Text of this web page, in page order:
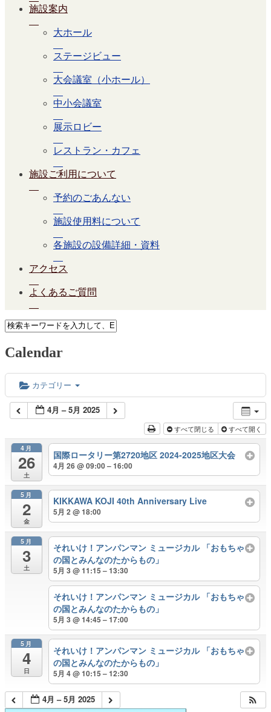
施設案内
大ホール
ステージビュー
大会議室（小ホール）
中小会議室
展示ロビー
レストラン・カフェ
施設ご利用について
予約のごあんない
施設使用料について
各施設の設備詳細・資料
アクセス
よくあるご質問
Calendar
カテゴリー
4月 – 5月 2025
すべて閉じる すべて開く
4月
26
土
国際ロータリー第2720地区 2024-2025地区大会
4月 26 @ 09:00 – 16:00
5月
2
金
KIKKAWA KOJI 40th Anniversary Live
5月 2 @ 18:00
5月
3
土
それいけ！アンパンマン ミュージカル 「おもちゃ
の国とみんなのたからもの」
5月 3 @ 11:15 – 13:30
それいけ！アンパンマン ミュージカル 「おもちゃ
の国とみんなのたからもの」
5月 3 @ 14:45 – 17:00
5月
4
日
それいけ！アンパンマン ミュージカル 「おもちゃ
の国とみんなのたからもの」
5月 4 @ 10:15 – 12:30
4月 – 5月 2025